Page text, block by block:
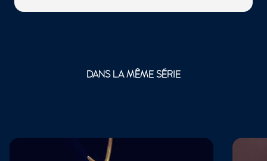
DANS LA MÊME SÉRIE